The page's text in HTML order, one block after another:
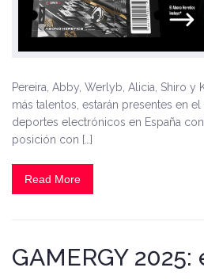
Pereira, Abby, Werlyb, Alicia, Shiro y
más talentos, estarán presentes en
deportes electrónicos en España
posición con […]
Read More
GAMERGY